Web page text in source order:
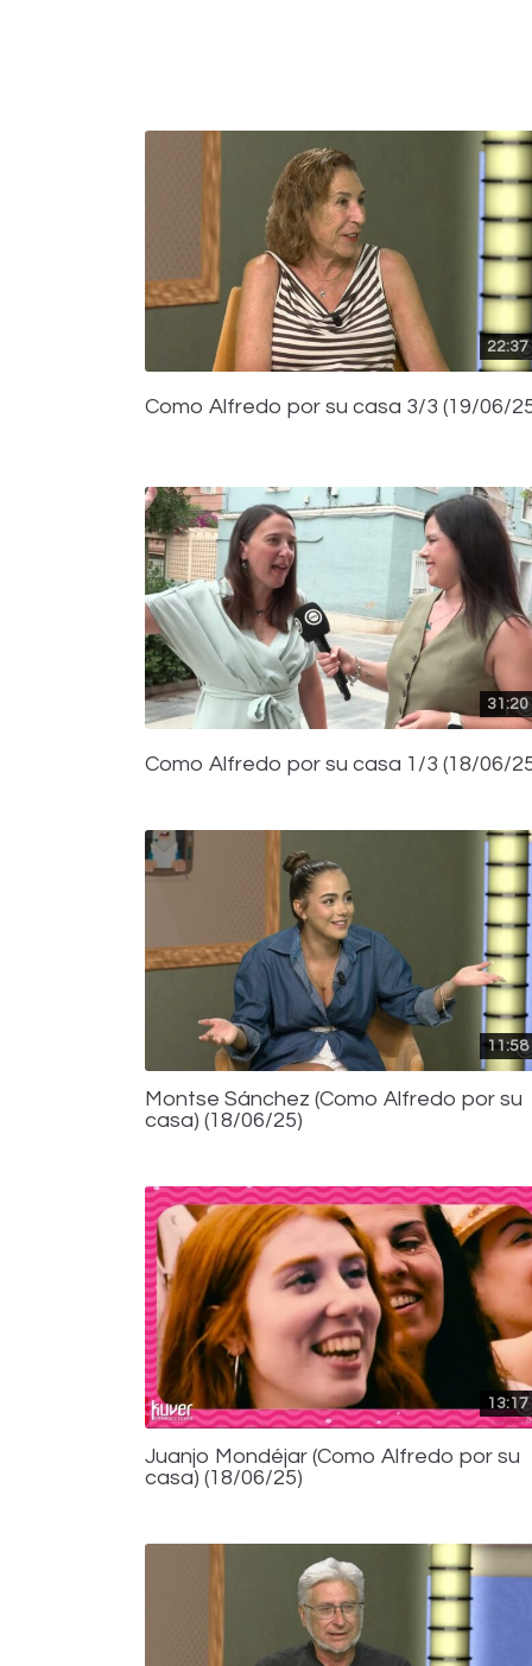
22:37
Como Alfredo por su casa 3/3 (19/06/
31:20
Como Alfredo por su casa 1/3 (18/06/
11:58
Montse Sánchez (Como Alfredo por su
casa) (18/06/25)
13:17
Juanjo Mondéjar (Como Alfredo por su
casa) (18/06/25)